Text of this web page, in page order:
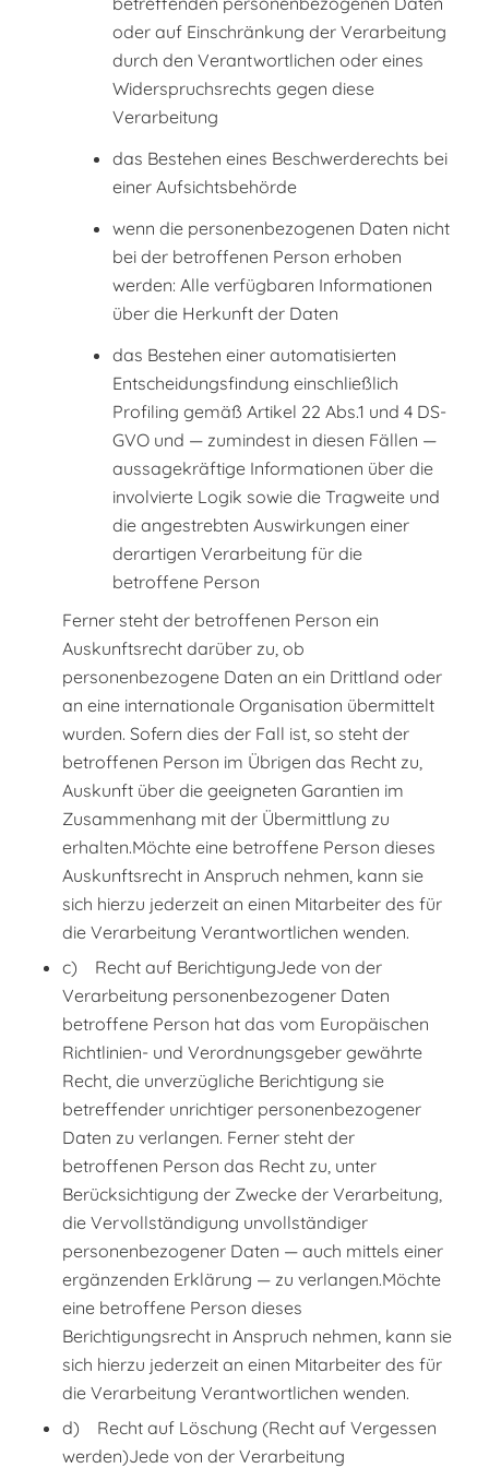
oder auf Einschränkung der Verarbeitung
durch den Verantwortlichen oder eines
Widerspruchsrechts gegen diese
Verarbeitung
das Bestehen eines Beschwerderechts bei
einer Aufsichtsbehörde
wenn die personenbezogenen Daten nicht
bei der betroffenen Person erhoben
werden: Alle verfügbaren Informationen
über die Herkunft der Daten
das Bestehen einer automatisierten
Entscheidungsfindung einschließlich
Profiling gemäß Artikel 22 Abs.1 und 4 DS-
GVO und — zumindest in diesen Fällen —
aussagekräftige Informationen über die
involvierte Logik sowie die Tragweite und
die angestrebten Auswirkungen einer
derartigen Verarbeitung für die
betroffene Person
Ferner steht der betroffenen Person ein
Auskunftsrecht darüber zu, ob
personenbezogene Daten an ein Drittland oder
an eine internationale Organisation übermittelt
wurden. Sofern dies der Fall ist, so steht der
betroffenen Person im Übrigen das Recht zu,
Auskunft über die geeigneten Garantien im
Zusammenhang mit der Übermittlung zu
erhalten.Möchte eine betroffene Person dieses
Auskunftsrecht in Anspruch nehmen, kann sie
sich hierzu jederzeit an einen Mitarbeiter des für
die Verarbeitung Verantwortlichen wenden.
c) Recht auf BerichtigungJede von der
Verarbeitung personenbezogener Daten
betroffene Person hat das vom Europäischen
Richtlinien- und Verordnungsgeber gewährte
Recht, die unverzügliche Berichtigung sie
betreffender unrichtiger personenbezogener
Daten zu verlangen. Ferner steht der
betroffenen Person das Recht zu, unter
Berücksichtigung der Zwecke der Verarbeitung,
die Vervollständigung unvollständiger
personenbezogener Daten — auch mittels einer
ergänzenden Erklärung — zu verlangen.Möchte
eine betroffene Person dieses
Berichtigungsrecht in Anspruch nehmen, kann sie
sich hierzu jederzeit an einen Mitarbeiter des für
die Verarbeitung Verantwortlichen wenden.
d) Recht auf Löschung (Recht auf Vergessen
werden)Jede von der Verarbeitung